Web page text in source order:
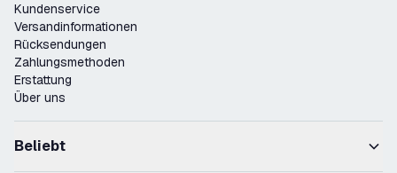
Kundenservice
Versandinformationen
Rücksendungen
Zahlungsmethoden
Erstattung
Über uns
Beliebt